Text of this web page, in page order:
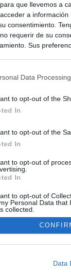
que llevemos a
a
consentimiento.
requerir de su
Sus
Data
to opt-out of the
In
to opt-out of the
In
to opt-out of
In
to opt-out of
Personal Data that
collected.
In
Data
que el ático
de Ayuso compró el
Ayuso: cómo ha
de Madrid en una
pública del ático de
aunque Ayuso
con la acogida
comunidades en
vasco pide que "se
menores llegados a